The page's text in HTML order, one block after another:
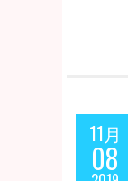
11月
08